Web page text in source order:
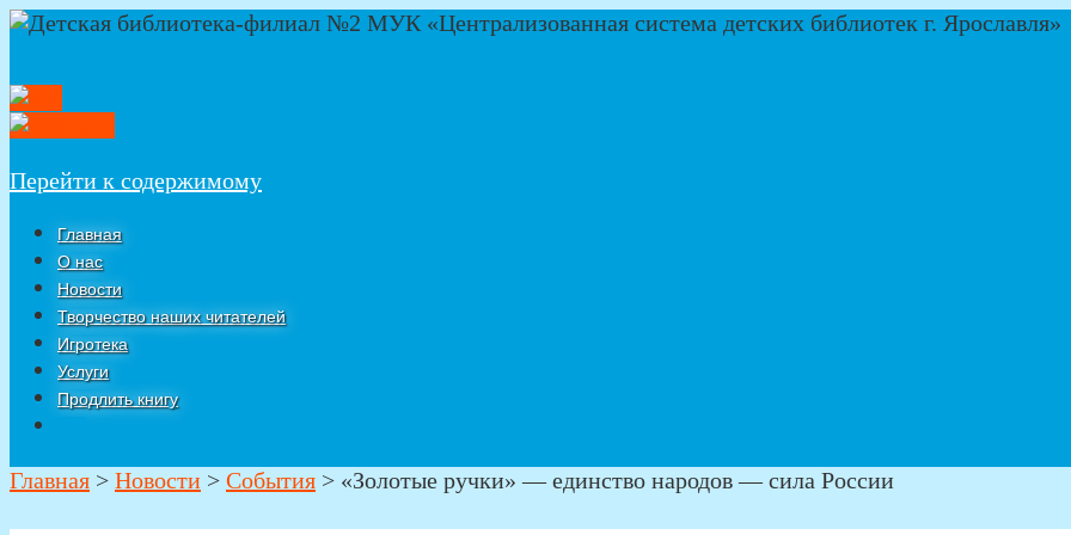
Перейти к содержимому
Главная
О нас
Новости
Творчество наших читателей
Игротека
Услуги
Продлить книгу
Главная > Новости > События > «Золотые ручки» — единство народов — сила России